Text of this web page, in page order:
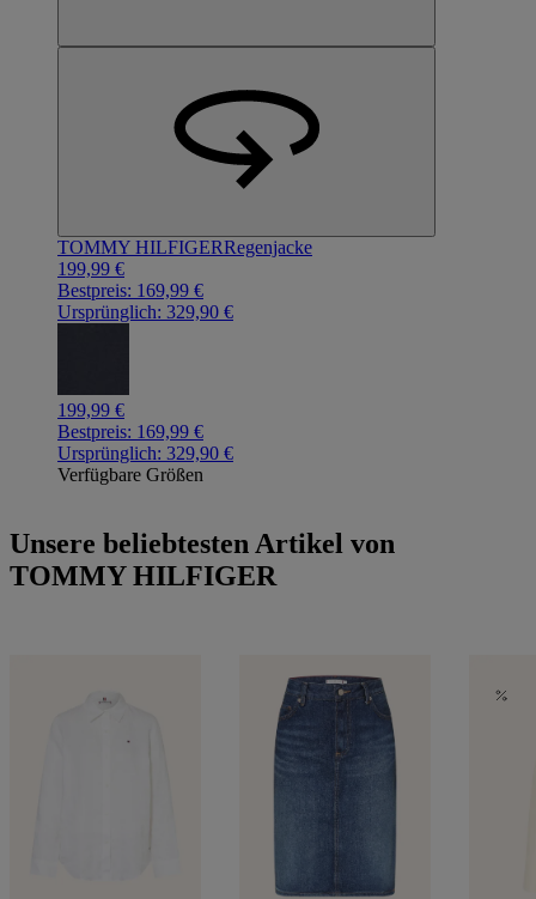
TOMMY HILFIGERRegenjacke
199,99 €
Bestpreis: 169,99 €
Ursprünglich: 329,90 €
199,99 €
Bestpreis: 169,99 €
Ursprünglich: 329,90 €
Verfügbare Größen
Unsere beliebtesten Artikel von
TOMMY HILFIGER